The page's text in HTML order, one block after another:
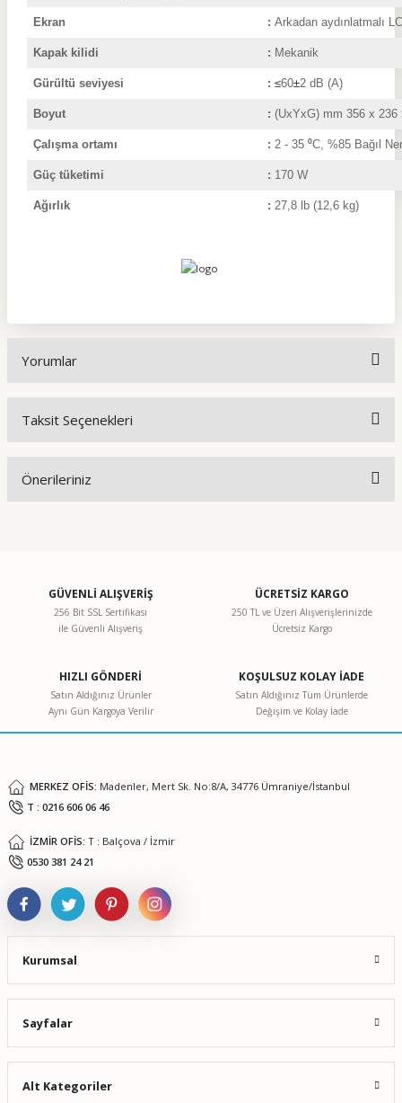
Ekran : Arkadan aydınlatmalı
Kapak kilidi : Mekanik
Gürültü seviyesi : ≤60±2 dB (A)
Boyut : (UxYxG) mm 356 x 236
Çalışma ortamı : 2 - 35 ⁰C, %85 Bağıl
Güç tüketimi : 170 W
Ağırlık : 27,8 lb (12,6 kg)
Yorumlar
Taksit Seçenekleri
Önerileriniz
Görüş ve önerileriniz için teşekkür ederiz.
Ürün resmi kalitesiz, bozuk veya görüntülenemiyor.
Ürün bilgilerinde hatalar bulunuyor.
Ürün fiyatı diğer sitelerden daha pahalı.
GÜVENLİ ALIŞVERİŞ
256 Bit SSL Sertifikası
ile Güvenli Alışveriş
ÜCRETSİZ KARGO
250 TL ve Üzeri Alışverişlerinizde
Ücretsiz Kargo
HIZLI GÖNDERİ
Satın Aldığınız Ürünler
Aynı Gün Kargoya Verilir
KOŞULSUZ KOLAY İADE
Satın Aldığınız Tüm Ürünlerde
Değişim ve Kolay İade
MERKEZ OFİS: Madenler, Mert Sk. No:8/A, 34776 Ümraniye/İstanbul
T : 0216 606 06 46
İZMİR OFİS: T : Balçova / İzmir
0530 381 24 21
Kurumsal
Sayfalar
Alt Kategoriler